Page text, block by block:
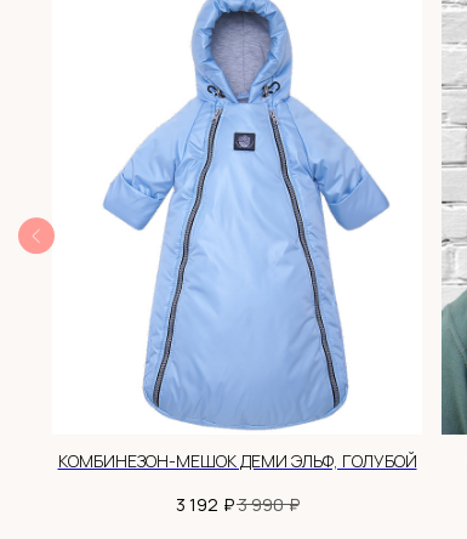
КОМБИНЕЗОН-МЕШОК ДЕМИ ЭЛЬФ, ГОЛУБОЙ
3 192 ₽3 990 ₽
Быстрая регистрация через Telegram-bot
Приглашай друзей и получай бонусы
Оплата бонусами до30% от суммы чека
300 приветственныхбонусов
Получить 300 бонусов
с каждой покупки
Контакты
Система лояльности
Обмен и возврат
Доставка и оплата
ПОКУПАТЕЛЮ
Интернет-магазин детской